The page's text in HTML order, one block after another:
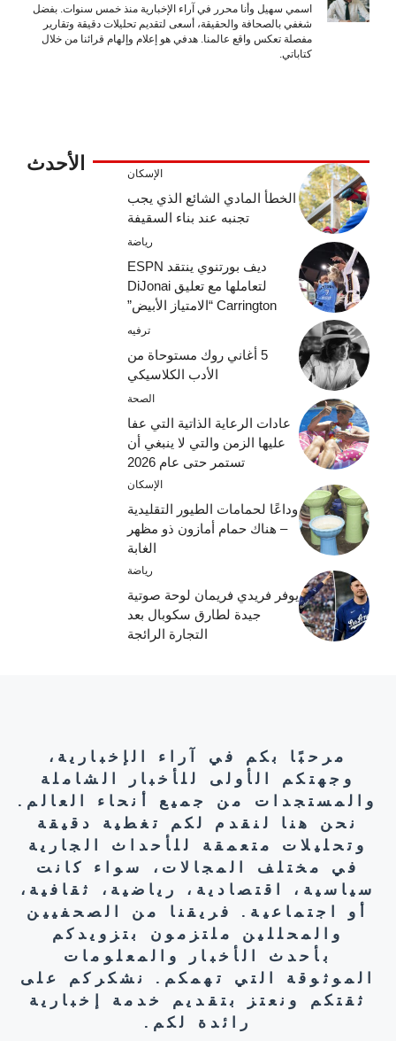
اسمي سهيل وأنا محرر في آراء الإخبارية منذ خمس سنوات. بفضل
شغفي بالصحافة والحقيقة، أسعى لتقديم تحليلات دقيقة وتقارير
مفصلة تعكس واقع عالمنا. هدفي هو إعلام وإلهام قرائنا من خلال
كتاباتي.
الأحدث الإسكان
الخطأ المادي الشائع الذي يجب
تجنبه عند بناء السقيفة
رياضة
ديف بورتنوي ينتقد ESPN
لتعاملها مع تعليق DiJonai
Carrington “الامتياز الأبيض”
ترفيه
5 أغاني روك مستوحاة من
الأدب الكلاسيكي
الصحة
عادات الرعاية الذاتية التي عفا
عليها الزمن والتي لا ينبغي أن
تستمر حتى عام 2026
الإسكان
وداعًا لحمامات الطيور التقليدية
– هناك حمام أمازون ذو مظهر
الغابة
رياضة
يوفر فريدي فريمان لوحة صوتية
جيدة لطارق سكوبال بعد
التجارة الرائجة
مرحبًا بكم في آراء الإخبارية،
وجهتكم الأولى للأخبار الشاملة
والمستجدات من جميع أنحاء العالم.
نحن هنا لنقدم لكم تغطية دقيقة
وتحليلات متعمقة للأحداث الجارية
في مختلف المجالات، سواء كانت
سياسية، اقتصادية، رياضية، ثقافية،
أو اجتماعية. فريقنا من الصحفيين
والمحللين ملتزمون بتزويدكم
بأحدث الأخبار والمعلومات
الموثوقة التي تهمكم. نشكركم على
ثقتكم ونعتز بتقديم خدمة إخبارية
رائدة لكم.